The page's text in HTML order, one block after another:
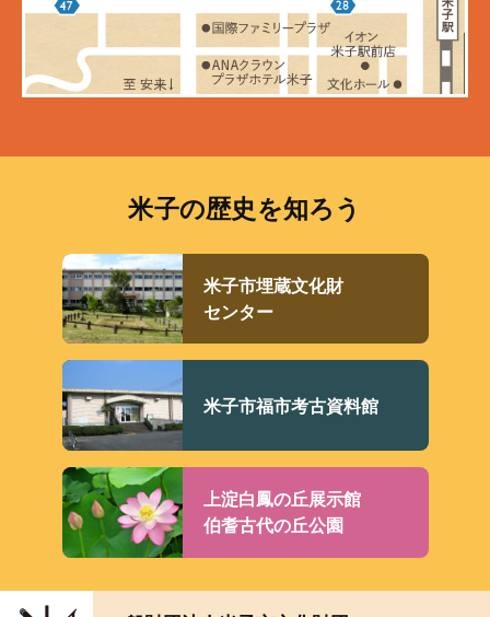
米子の歴史を知ろう
米子市埋蔵文化財
センター
米子市福市考古資料館
上淀白鳳の丘展示館
伯耆古代の丘公園